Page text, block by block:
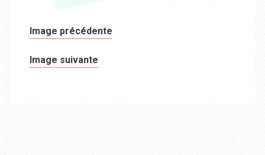
Image précédente
Image suivante